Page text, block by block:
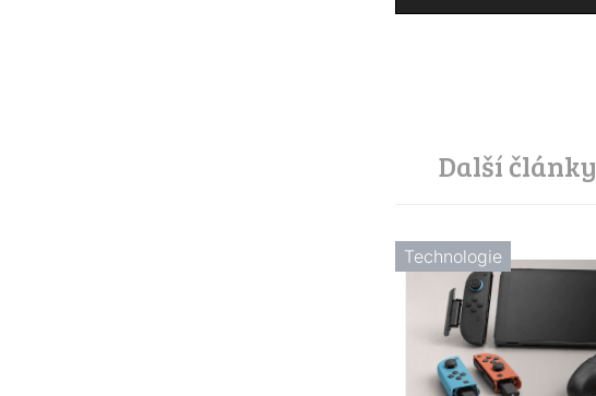
Další články
Technologie